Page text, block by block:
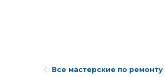
Все мастерские по